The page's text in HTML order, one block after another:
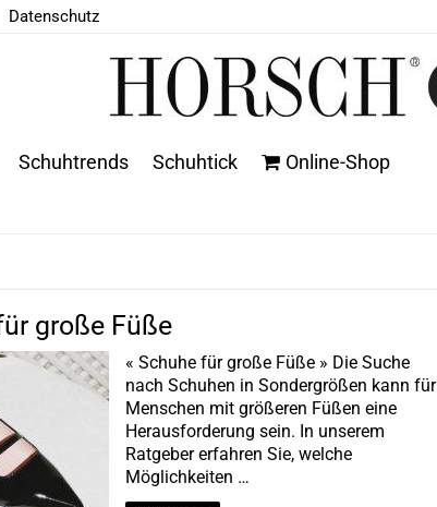
Datenschutz
Schuhtrends Schuhtick Online-Shop
große Füße
« Schuhe für große Füße » Die Suche
nach Schuhen in Sondergrößen kann für
Menschen mit größeren Füßen eine
Herausforderung sein. In unserem
Ratgeber erfahren Sie, welche
Möglichkeiten …